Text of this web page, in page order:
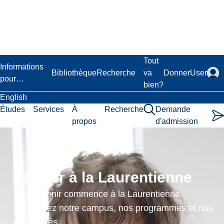
Informations
pour…
BibliothèqueRecherche
Tout
va
bien?
DonnerUser
English
Études
Services
À
propos
Recherche
Demande
d'admission
Étudier à la Laurentienne
Votre avenir commence à la Laurentienne.
Découvrez notre campus, nos programmes et nos
possibilités.
contexte:
interaction